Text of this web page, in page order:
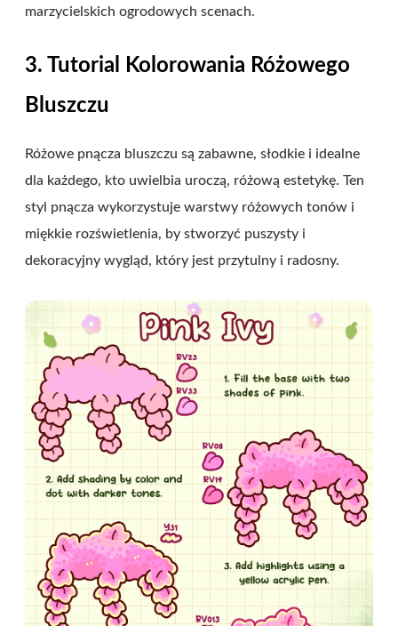
marzycielskich ogrodowych scenach.
3. Tutorial Kolorowania Różowego
Bluszczu
Różowe pnącza bluszczu są zabawne, słodkie i idealne
dla każdego, kto uwielbia uroczą, różową estetykę. Ten
styl pnącza wykorzystuje warstwy różowych tonów i
miękkie rozświetlenia, by stworzyć puszysty i
dekoracyjny wygląd, który jest przytulny i radosny.